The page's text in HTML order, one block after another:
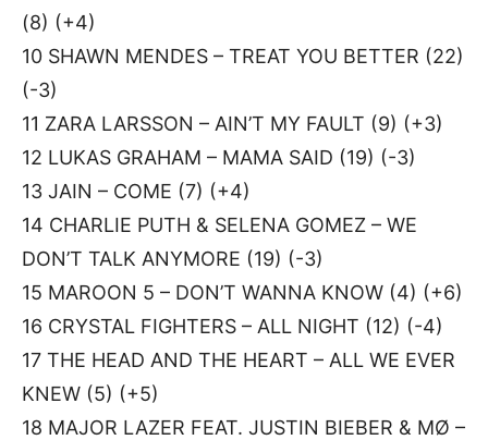
(8) (+4)
10 SHAWN MENDES – TREAT YOU BETTER (22)
(-3)
11 ZARA LARSSON – AIN’T MY FAULT (9) (+3)
12 LUKAS GRAHAM – MAMA SAID (19) (-3)
13 JAIN – COME (7) (+4)
14 CHARLIE PUTH & SELENA GOMEZ – WE
DON’T TALK ANYMORE (19) (-3)
15 MAROON 5 – DON’T WANNA KNOW (4) (+6)
16 CRYSTAL FIGHTERS – ALL NIGHT (12) (-4)
17 THE HEAD AND THE HEART – ALL WE EVER
KNEW (5) (+5)
18 MAJOR LAZER FEAT. JUSTIN BIEBER & MØ –